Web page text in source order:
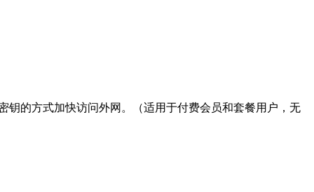
钥的方式加快访问外网。（适用于付费会员和套餐用户，无